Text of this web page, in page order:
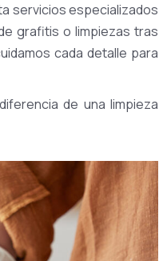
servicios especializados
grafitis o limpiezas tras
cada detalle para
de una limpieza